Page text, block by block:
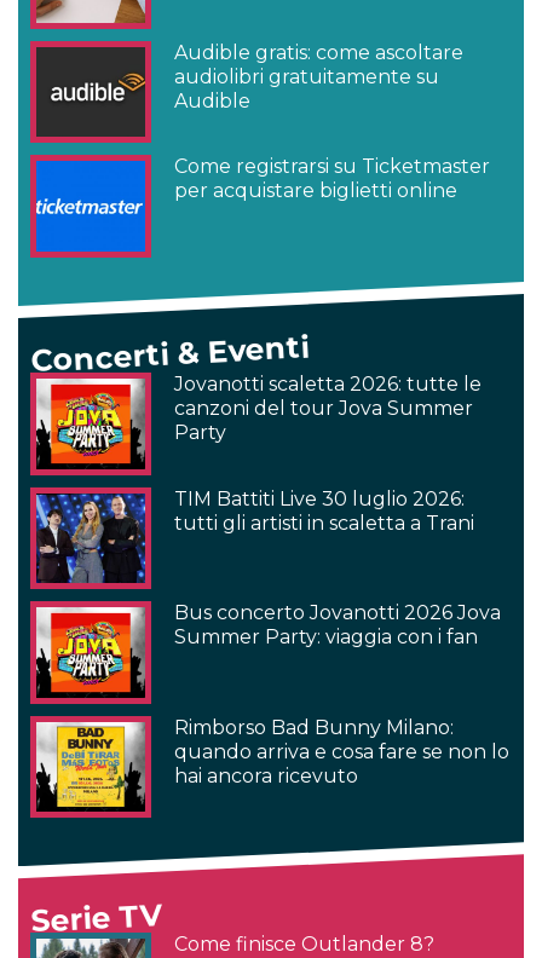
Audible gratis: come ascoltare
audiolibri gratuitamente su
Audible
Come registrarsi su Ticketmaster
per acquistare biglietti online
Concerti & Eventi
Jovanotti scaletta 2026: tutte le
canzoni del tour Jova Summer
Party
TIM Battiti Live 30 luglio 2026:
tutti gli artisti in scaletta a Trani
Bus concerto Jovanotti 2026 Jova
Summer Party: viaggia con i fan
Rimborso Bad Bunny Milano:
quando arriva e cosa fare se non lo
hai ancora ricevuto
Serie TV
Come finisce Outlander 8?